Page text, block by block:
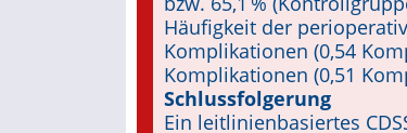
Häufigkeit der
Komplikationen (0,54
Komplikationen (0,51
Schlussfolgerung
Ein leitlinienbasiertes